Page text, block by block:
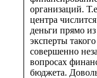
организаций.
центра
деньги прямо
эксперты
совершенно
вопросах
бюджета.